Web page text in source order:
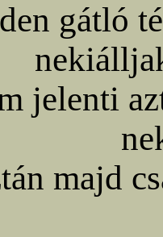
gátló
jelenti
majd